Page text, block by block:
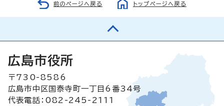
前のページへ戻る トップページへ戻る
広島市役所
〒730-8586
広島市中区国泰寺町一丁目6番34号
代表電話：082-245-2111